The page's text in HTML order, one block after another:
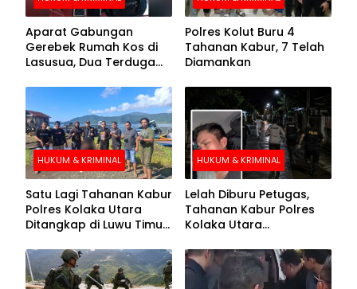
Aparat Gabungan
Gerebek Rumah Kos di
Lasusua, Dua Terduga
Polres Kolut Buru 4
Tahanan Kabur, 7 Telah
Diamankan
HUKUM & KRIMINAL
Satu Lagi Tahanan Kabur
Polres Kolaka Utara
Ditangkap di Luwu Timur,
HUKUM & KRIMINAL
Lelah Diburu Petugas,
Tahanan Kabur Polres
Kolaka Utara